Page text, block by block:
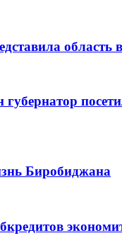
область
губернатор
Биробиджана